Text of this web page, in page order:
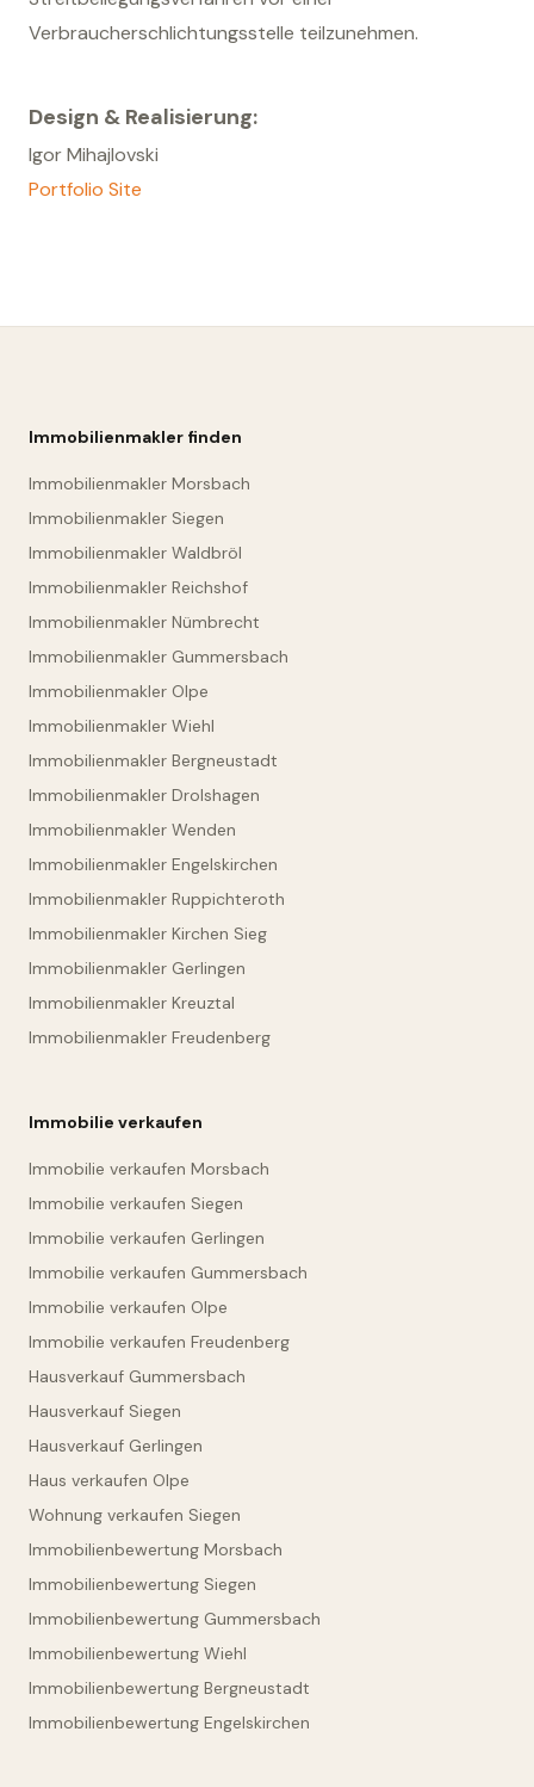
Verbraucherschlichtungsstelle teilzunehmen.
Design & Realisierung:
Igor Mihajlovski
Portfolio Site
Immobilienmakler finden
Immobilienmakler Morsbach
Immobilienmakler Siegen
Immobilienmakler Waldbröl
Immobilienmakler Reichshof
Immobilienmakler Nümbrecht
Immobilienmakler Gummersbach
Immobilienmakler Olpe
Immobilienmakler Wiehl
Immobilienmakler Bergneustadt
Immobilienmakler Drolshagen
Immobilienmakler Wenden
Immobilienmakler Engelskirchen
Immobilienmakler Ruppichteroth
Immobilienmakler Kirchen Sieg
Immobilienmakler Gerlingen
Immobilienmakler Kreuztal
Immobilienmakler Freudenberg
Immobilie verkaufen
Immobilie verkaufen Morsbach
Immobilie verkaufen Siegen
Immobilie verkaufen Gerlingen
Immobilie verkaufen Gummersbach
Immobilie verkaufen Olpe
Immobilie verkaufen Freudenberg
Hausverkauf Gummersbach
Hausverkauf Siegen
Hausverkauf Gerlingen
Haus verkaufen Olpe
Wohnung verkaufen Siegen
Immobilienbewertung Morsbach
Immobilienbewertung Siegen
Immobilienbewertung Gummersbach
Immobilienbewertung Wiehl
Immobilienbewertung Bergneustadt
Immobilienbewertung Engelskirchen